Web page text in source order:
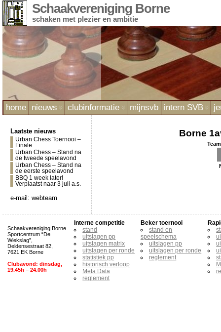
Schaakvereniging Borne
schaken met plezier en ambitie
home nieuws clubinformatie mijnsvb intern SVB
Laatste nieuws
Urban Chess Toernooi –
Finale
Urban Chess – Stand na
de tweede speelavond
Urban Chess – Stand na
de eerste speelavond
BBQ 1 week later!
Verplaatst naar 3 juli a.s.
e-mail: webteam
Borne
Schaakvereniging Borne
Sportcentrum “De
Wiekslag”,
Deldensestraat 82,
7621 EK Borne
Clubavond: dinsdag,
19.45h – 24.00h
Interne competitie
stand
uitslagen pp
uitslagen matrix
uitslagen per ronde
statistiek pp
historisch verloop
Meta Data
reglement
Beker toernooi
stand en
speelschema
uitslagen pp
uitslagen per ronde
reglement